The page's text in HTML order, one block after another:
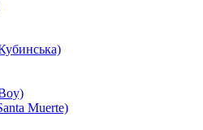
Muerte)